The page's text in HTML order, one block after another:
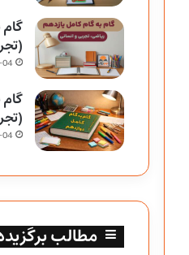
مطالب